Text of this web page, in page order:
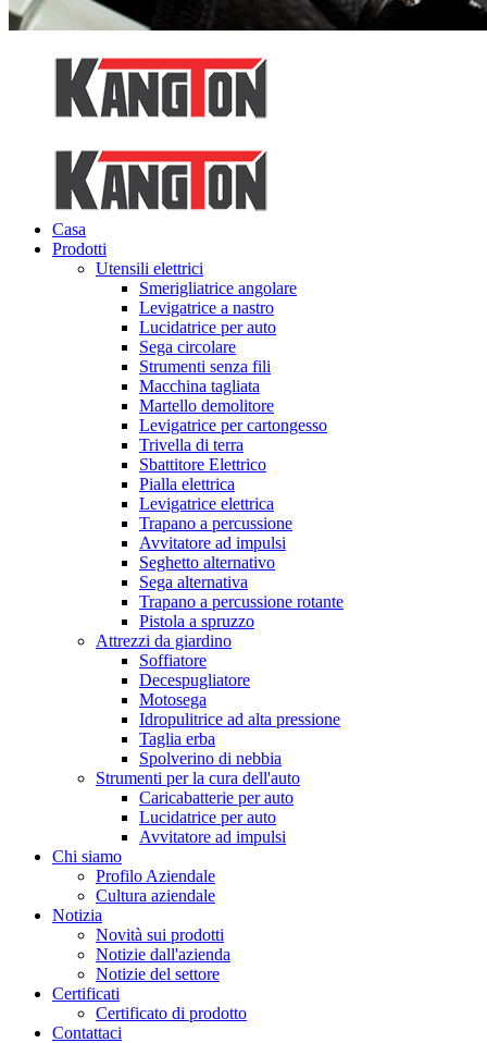
Casa
Prodotti
Utensili elettrici
Smerigliatrice angolare
Levigatrice a nastro
Lucidatrice per auto
Sega circolare
Strumenti senza fili
Macchina tagliata
Martello demolitore
Levigatrice per cartongesso
Trivella di terra
Sbattitore Elettrico
Pialla elettrica
Levigatrice elettrica
Trapano a percussione
Avvitatore ad impulsi
Seghetto alternativo
Sega alternativa
Trapano a percussione rotante
Pistola a spruzzo
Attrezzi da giardino
Soffiatore
Decespugliatore
Motosega
Idropulitrice ad alta pressione
Taglia erba
Spolverino di nebbia
Strumenti per la cura dell'auto
Caricabatterie per auto
Lucidatrice per auto
Avvitatore ad impulsi
Chi siamo
Profilo Aziendale
Cultura aziendale
Notizia
Novità sui prodotti
Notizie dall'azienda
Notizie del settore
Certificati
Certificato di prodotto
Contattaci